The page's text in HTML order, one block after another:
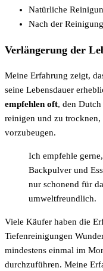
Natürliche
Nach der
Verlängerung der
Meine Erfahrung zeigt,
seine Lebensdauer
empfehlen oft, den
reinigen und zu trocknen,
vorzubeugen.
Ich empfehle
Backpulver und
nur schonend für
umweltfreundlich.
Viele Käufer haben die
Tiefenreinigungen
mindestens einmal im
durchzuführen. Meine